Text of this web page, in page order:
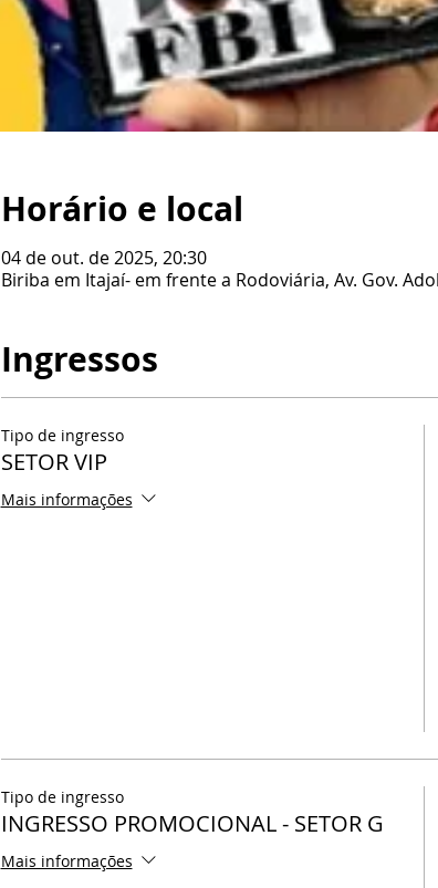
Horário e local
04 de out. de 2025, 20:30
Biriba em Itajaí- em frente a Rodoviária, Av. Gov.
Ingressos
Tipo de ingresso
SETOR VIP
Mais informações
Tipo de ingresso
INGRESSO PROMOCIONAL - SETOR G
Mais informações